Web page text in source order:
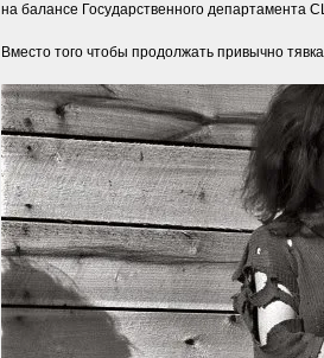
на балансе Государственного департамента
Вместо того чтобы продолжать привычно